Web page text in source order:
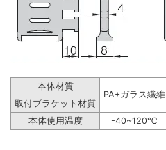
本体材質
PA+ガラス繊維
取付ブラケット材質
本体使用温度
-40~120℃